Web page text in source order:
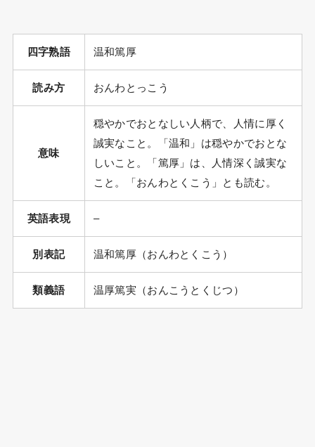
四字熟語 温和篤厚
読み方 おんわとっこう
意味
穏やかでおとなしい人柄で、人情に厚く
誠実なこと。「温和」は穏やかでおとな
しいこと。「篤厚」は、人情深く誠実な
こと。「おんわとくこう」とも読む。
英語表現 –
別表記 温和篤厚（おんわとくこう）
類義語 温厚篤実（おんこうとくじつ）